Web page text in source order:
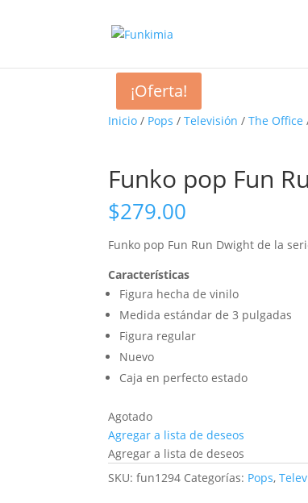
Inicio / Pops /Televisión /The Office
Funko pop Fun
$279.00
Funko pop Fun Run Dwight de la
Características
Figura hecha de vinilo
Medida estándar de 3 pulgadas
Figura regular
Nuevo
Caja en perfecto estado
Agotado
Agregar a lista de deseos
Agregar a lista de deseos
SKU:fun1294 Categorías: Pops,
¡Oferta!